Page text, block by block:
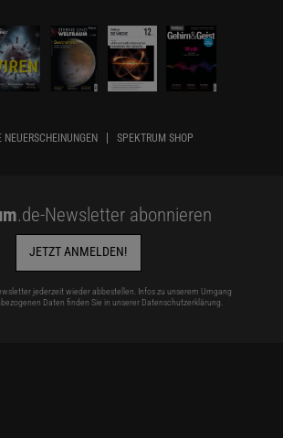
NEUERSCHEINUNGEN SPEKTRUM SHOP
.de-Newsletter abonnieren
JETZT ANMELDEN!
jederzeit wieder abbestellen. Infos zu unserem Umgang
Daten finden Sie in unserer Datenschutzerklärung